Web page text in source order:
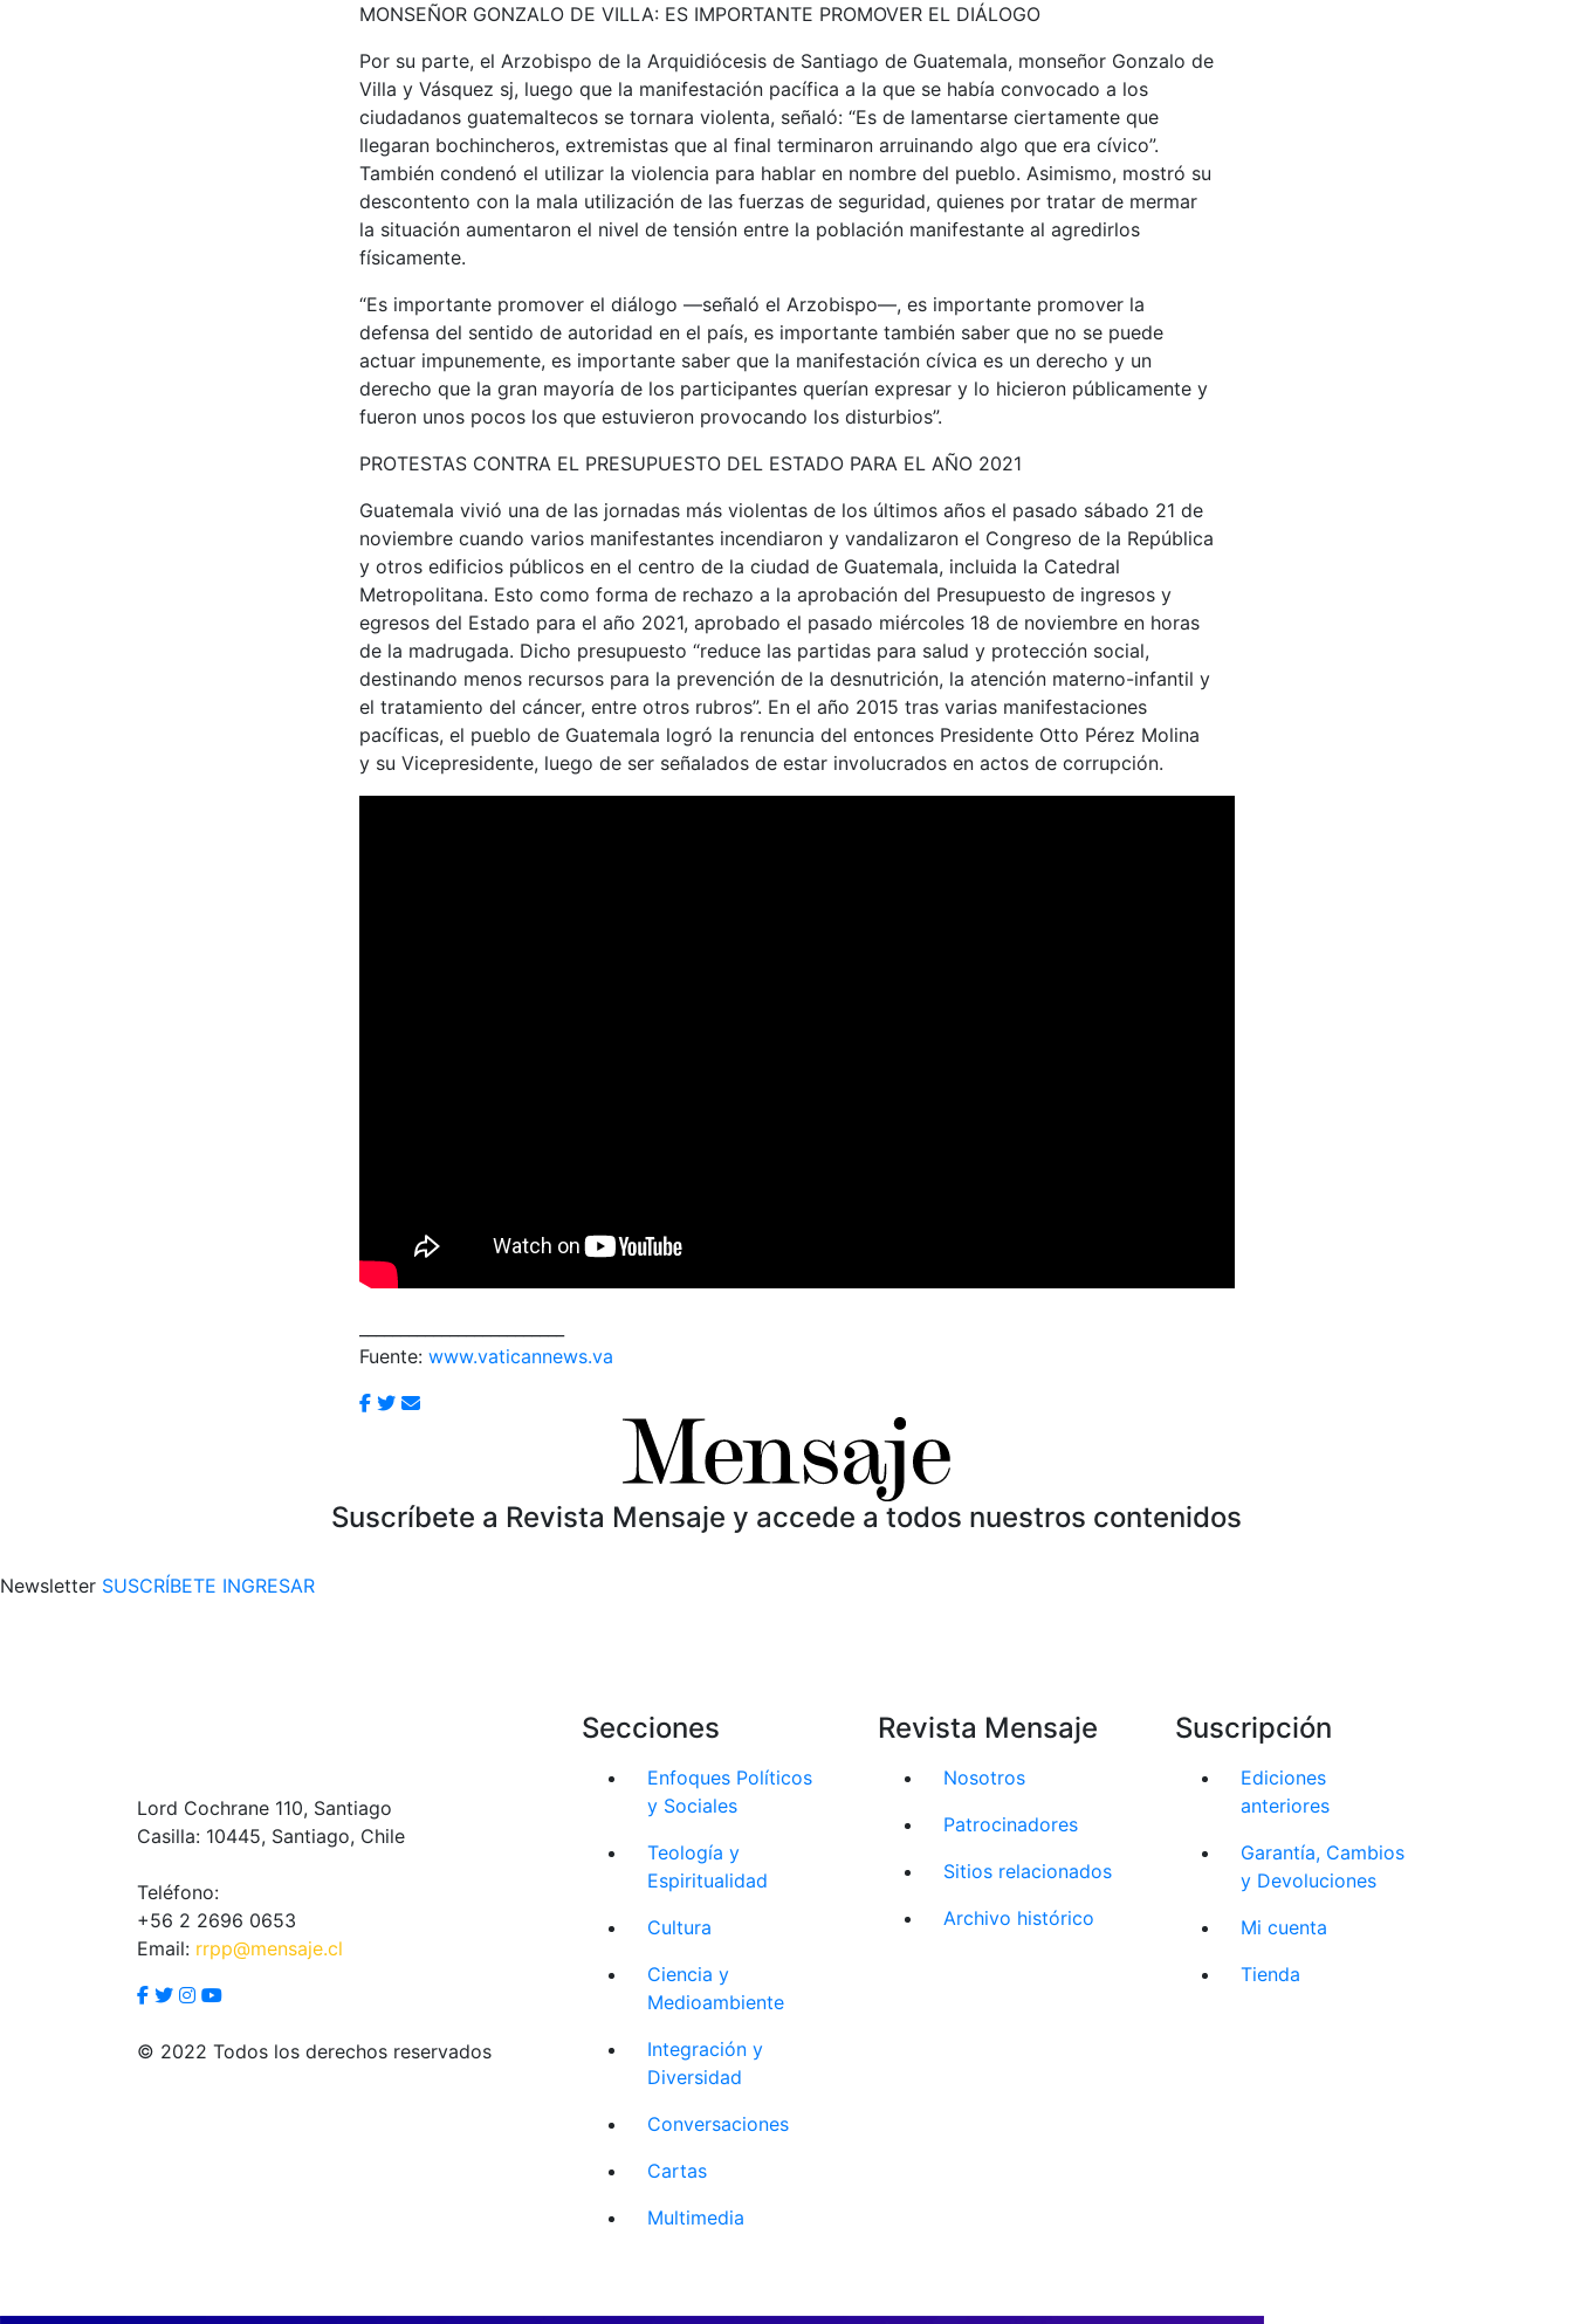
MONSEÑOR GONZALO DE VILLA: ES IMPORTANTE PROMOVER EL DIÁLOGO
Por su parte, el Arzobispo de la Arquidiócesis de Santiago de Guatemala, monseñor Gonzalo de
Villa y Vásquez sj, luego que la manifestación pacífica a la que se había convocado a los
ciudadanos guatemaltecos se tornara violenta, señaló: “Es de lamentarse ciertamente que
llegaran bochincheros, extremistas que al final terminaron arruinando algo que era cívico”.
También condenó el utilizar la violencia para hablar en nombre del pueblo. Asimismo, mostró su
descontento con la mala utilización de las fuerzas de seguridad, quienes por tratar de mermar
la situación aumentaron el nivel de tensión entre la población manifestante al agredirlos
físicamente.
“Es importante promover el diálogo —señaló el Arzobispo—, es importante promover la
defensa del sentido de autoridad en el país, es importante también saber que no se puede
actuar impunemente, es importante saber que la manifestación cívica es un derecho y un
derecho que la gran mayoría de los participantes querían expresar y lo hicieron públicamente y
fueron unos pocos los que estuvieron provocando los disturbios”.
PROTESTAS CONTRA EL PRESUPUESTO DEL ESTADO PARA EL AÑO 2021
Guatemala vivió una de las jornadas más violentas de los últimos años el pasado sábado 21 de
noviembre cuando varios manifestantes incendiaron y vandalizaron el Congreso de la República
y otros edificios públicos en el centro de la ciudad de Guatemala, incluida la Catedral
Metropolitana. Esto como forma de rechazo a la aprobación del Presupuesto de ingresos y
egresos del Estado para el año 2021, aprobado el pasado miércoles 18 de noviembre en horas
de la madrugada. Dicho presupuesto “reduce las partidas para salud y protección social,
destinando menos recursos para la prevención de la desnutrición, la atención materno-infantil y
el tratamiento del cáncer, entre otros rubros”. En el año 2015 tras varias manifestaciones
pacíficas, el pueblo de Guatemala logró la renuncia del entonces Presidente Otto Pérez Molina
y su Vicepresidente, luego de ser señalados de estar involucrados en actos de corrupción.
Fuente: www.vaticannews.va
Suscríbete a Revista Mensaje y accede a todos nuestros contenidos
Newsletter SUSCRÍBETE INGRESAR
Lord Cochrane 110, Santiago
Casilla: 10445, Santiago, Chile
Teléfono:
+56 2 2696 0653
Email: rrpp@mensaje.cl
© 2022 Todos los derechos reservados
Secciones
Enfoques Políticos
y Sociales
Teología y
Espiritualidad
Cultura
Ciencia y
Medioambiente
Integración y
Diversidad
Conversaciones
Cartas
Multimedia
Revista Mensaje
Nosotros
Patrocinadores
Sitios relacionados
Archivo histórico
Suscripción
Ediciones
anteriores
Garantía, Cambios
y Devoluciones
Mi cuenta
Tienda